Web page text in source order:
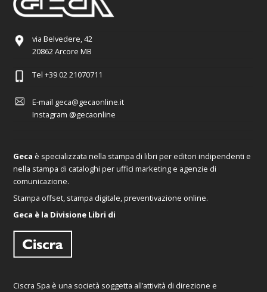
via Belvedere, 42
20862 Arcore MB
Tel +39 02 21070711
E-mail geca@gecaonline.it
Instagram @gecaonline
Geca è specializzata nella stampa di libri per editori indipendenti e
nella stampa di cataloghi per uffici marketing e agenzie di
comunicazione.
Stampa offset, stampa digitale, preventivazione online.
Geca è la Divisione Libri di
Ciscra Spa è una società soggetta all’attività di direzione e